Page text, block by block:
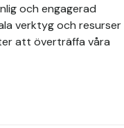
och engagerad
verktyg och resurser
att överträffa våra